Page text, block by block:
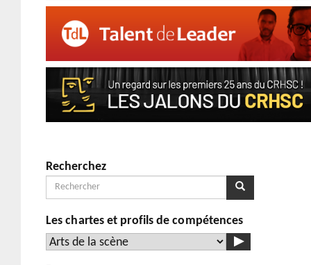
Recherchez
Rechercher
Rechercher
Les chartes et profils de compétences